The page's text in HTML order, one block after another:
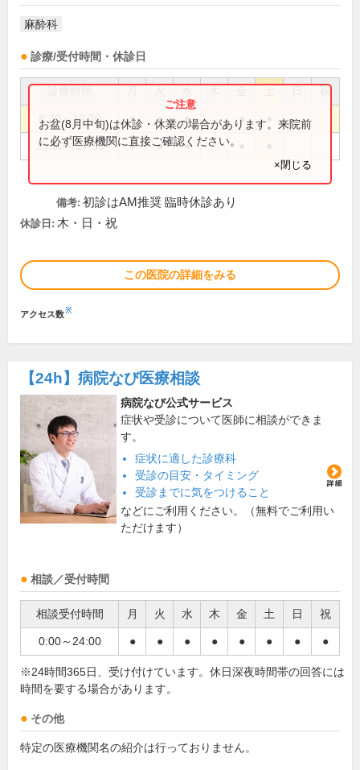
麻酔科
診療/受付時間・休診日
祝
8:30～12:30 ● ● ● ●
15:30～17:30 ● ● ●
お盆(8月中旬)は休診・休業の場合があります。来院前
に必ず医療機関に直接ご確認ください。
×閉じる
備考: 初診はAM推奨 臨時休診あり
休診日: 木・日・祝
この医院の詳細をみる
アクセス数※
【24h】 病院なび医療相談
病院なび公式サービス
症状や受診について医師に相談ができま
す。
症状に適した診療科
受診の目安・タイミング
受診までに気をつけること
などにご利用ください。（無料でご利用い
ただけます）
相談／受付時間
相談受付時間 月 火 水 木 金 土 日 祝
0:00～24:00 ● ● ● ● ● ● ● ●
※24時間365日、受け付けています。休日深夜時間帯の回答には
時間を要する場合があります。
その他
特定の医療機関名の紹介は行っておりません。